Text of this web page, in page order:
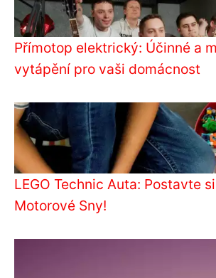
Přímotop elektrický: Účinné a
vytápění pro vaši domácnost
LEGO Technic Auta: Postavte
Motorové Sny!